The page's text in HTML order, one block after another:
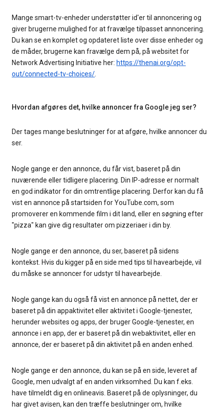
Mange smart-tv-enheder understøtter id'er til annoncering og
giver brugerne mulighed for at fravælge tilpasset annoncering.
Du kan se en komplet og opdateret liste over disse enheder og
de måder, brugerne kan fravælge dem på, på websitet for
Network Advertising Initiative her: https://thenai.org/opt-
out/connected-tv-choices/.
Hvordan afgøres det, hvilke annoncer fra Google jeg ser?
Der tages mange beslutninger for at afgøre, hvilke annoncer du
ser.
Nogle gange er den annonce, du får vist, baseret på din
nuværende eller tidligere placering. Din IP-adresse er normalt
en god indikator for din omtrentlige placering. Derfor kan du få
vist en annonce på startsiden for YouTube.com, som
promoverer en kommende film i dit land, eller en søgning efter
"pizza" kan give dig resultater om pizzeriaer i din by.
Nogle gange er den annonce, du ser, baseret på sidens
kontekst. Hvis du kigger på en side med tips til havearbejde, vil
du måske se annoncer for udstyr til havearbejde.
Nogle gange kan du også få vist en annonce på nettet, der er
baseret på din appaktivitet eller aktivitet i Google-tjenester,
herunder websites og apps, der bruger Google-tjenester, en
annonce i en app, der er baseret på din webaktivitet, eller en
annonce, der er baseret på din aktivitet på en anden enhed.
Nogle gange er den annonce, du kan se på en side, leveret af
Google, men udvalgt af en anden virksomhed. Du kan f.eks.
have tilmeldt dig en onlineavis. Baseret på de oplysninger, du
har givet avisen, kan den træffe beslutninger om, hvilke